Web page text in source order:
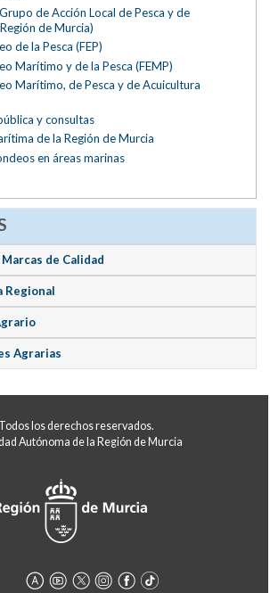
de Acción Local de Pesca y de
de Murcia)
de la Pesca (FEP)
Marítimo y de la Pesca (FEMP)
Marítimo, de Pesca y de Acuicultura
y consultas
de la Región de Murcia
en áreas marinas
de Calidad
Regional
Agrarias
los derechos reservados.
Autónoma de la Región de Murcia